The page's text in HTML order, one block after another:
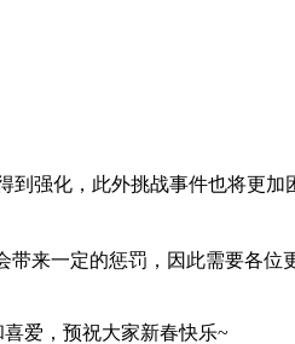
强化，此外挑战事件也将更加
来一定的惩罚，因此需要各位
爱，预祝大家新春快乐~